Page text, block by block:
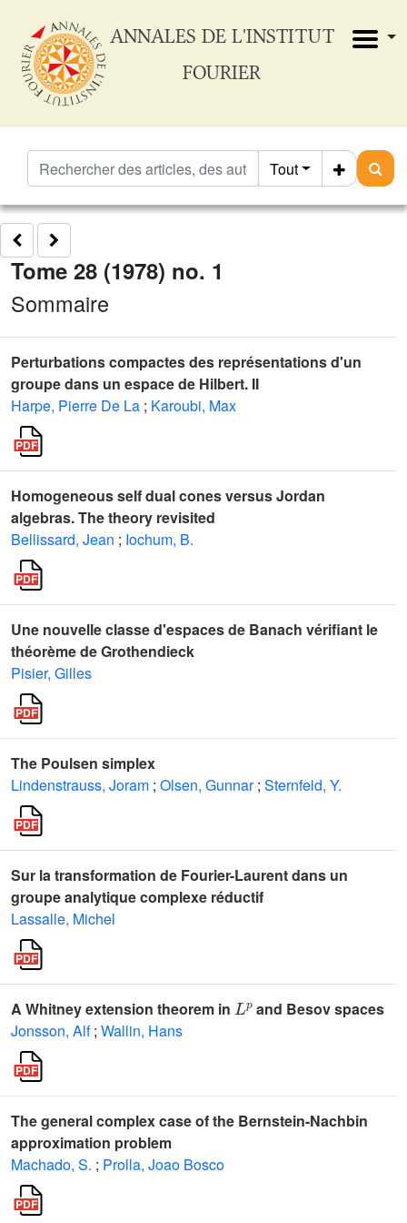
ANNALES DE L'INSTITUT
FOURIER
Tout
Tome 28 (1978) no. 1
Sommaire
Perturbations compactes des représentations d'un
groupe dans un espace de Hilbert. II
Harpe, Pierre De La ; Karoubi, Max
Homogeneous self dual cones versus Jordan
algebras. The theory revisited
Bellissard, Jean ; Iochum, B.
Une nouvelle classe d'espaces de Banach vérifiant le
théorème de Grothendieck
Pisier, Gilles
The Poulsen simplex
Lindenstrauss, Joram ; Olsen, Gunnar ; Sternfeld, Y.
Sur la transformation de Fourier-Laurent dans un
groupe analytique complexe réductif
Lassalle, Michel
A Whitney extension theorem in
and Besov spaces
Jonsson, Alf ; Wallin, Hans
The general complex case of the Bernstein-Nachbin
approximation problem
Machado, S. ; Prolla, Joao Bosco